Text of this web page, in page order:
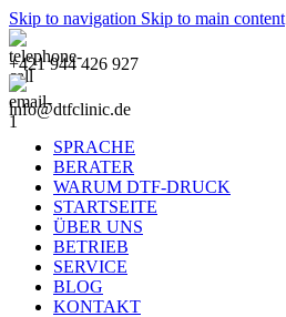
Skip to navigation Skip to main content
+421 944 426 927
info@dtfclinic.de
SPRACHE
BERATER
WARUM DTF-DRUCK
STARTSEITE
ÜBER UNS
BETRIEB
SERVICE
BLOG
KONTAKT